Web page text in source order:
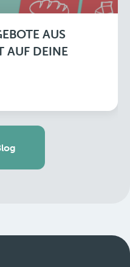
AUS
AUF DEINE